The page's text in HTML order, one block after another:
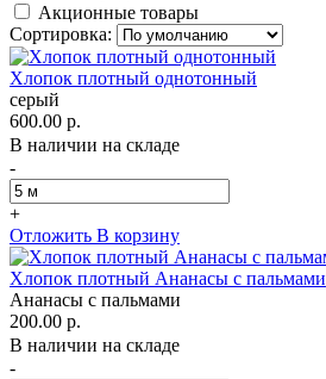
Акционные товары
Сортировка:
Хлопок плотный однотонный
серый
600.00 р.
В наличии на складе
-
+
Отложить В корзину
Хлопок плотный Ананасы с пальмами
Ананасы с пальмами
200.00 р.
В наличии на складе
-